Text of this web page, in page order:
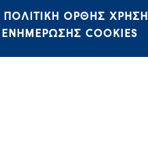
ΠΟΛΙΤΙΚΗ ΟΡΘΗΣ
ΕΝΗΜΕΡΩΣΗΣ COOKIES